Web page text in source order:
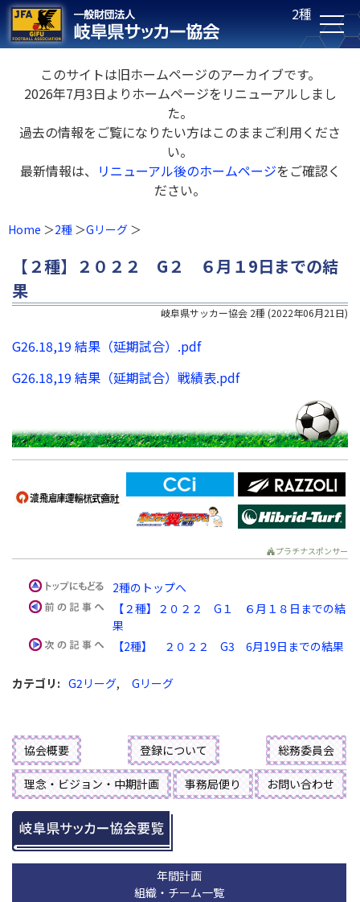
2種
このサイトは旧ホームページのアーカイブです。
2026年7月3日よりホームページをリニューアルしまし
た。
過去の情報をご覧になりたい方はこのままご利用くださ
い。
最新情報は、 リニューアル後のホームページをご確認く
ださい。
Home 2種 Gリーグ
【２種】２０２２ G２ ６月１9日までの結
果
岐阜県サッカー協会 2種 (2022年06月21日)
G26.18,19 結果（延期試合）.pdf
G26.18,19 結果（延期試合）戦績表.pdf
プラチナスポンサー
2種のトップへ
【２種】２０２２ G１ ６月１８日までの結
果
【2種】 ２０２２ G3 6月19日までの結果
カテゴリ : G2リーグ, Gリーグ
協会概要 登録について 総務委員会
理念・ビジョン・中期計画 事務局便り お問い合わせ
年間計画
組織・チーム一覧